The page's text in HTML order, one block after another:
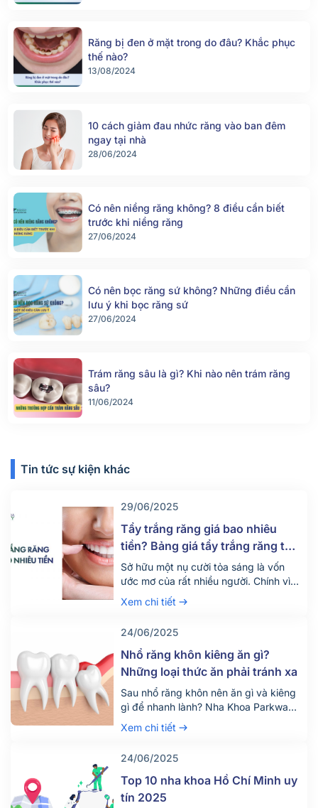
Răng bị đen ở mặt trong do đâu? Khắc phục
thế nào?
13/08/2024
10 cách giảm đau nhức răng vào ban đêm
ngay tại nhà
28/06/2024
Có nên niềng răng không? 8 điều cần biết
trước khi niềng răng
27/06/2024
Có nên bọc răng sứ không? Những điều cần
lưu ý khi bọc răng sứ
27/06/2024
Trám răng sâu là gì? Khi nào nên trám răng
sâu?
11/06/2024
Tin tức sự kiện khác
29/06/2025
Tẩy trắng răng giá bao nhiêu
tiền? Bảng giá tẩy trắng răng tại
nha khoa mới nhất 2025
Sở hữu một nụ cười tỏa sáng là vốn
ước mơ của rất nhiều người. Chính vì
vậy hiện nay có rất nhiều người tìm
đến dịch vụ tẩy trắng răng để thỏa
trắng răng giá bao nhiêu tiền? Quy
trình diễn ra dịch vụ này như […]
Xem chi tiết
24/06/2025
Nhổ răng khôn kiêng ăn gì?
Những loại thức ăn phải tránh xa
Sau nhổ răng khôn nên ăn gì và kiêng
gì để nhanh lành? Nha Khoa Parkway
chia sẻ chế độ ăn uống khoa học giúp
giảm đau, tránh biến chứng. Tìm hiểu
Xem chi tiết
24/06/2025
Top 10 nha khoa Hồ Chí Minh uy
tín 2025